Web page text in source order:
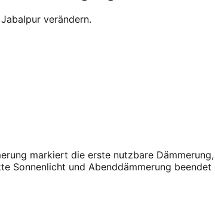
verändern.
markiert die erste nutzbare
Sonnenlicht und Abenddämmerung